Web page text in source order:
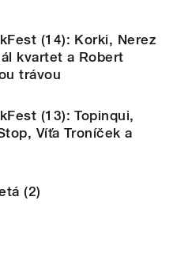
(14): Korki, Nerez
kvartet a Robert
trávou
(13): Topinqui,
Víťa Troníček a
(2)